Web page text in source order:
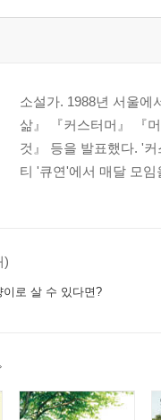
소설가. 1988년 서울에
삶』 『커스터머』 『
것』 등을 발표했다. '
티 '큐연'에서 매달 모
)
이로 살 수 있다면?